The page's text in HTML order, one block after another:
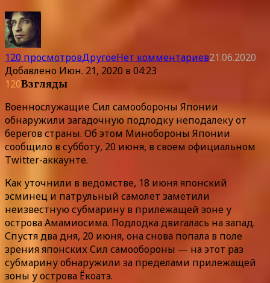
120 просмотровДругоеНет комментариев21.06.2020
Добавлено Июн. 21, 2020 в 04:23
120Взгляды
Военнослужащие Сил самообороны Японии
обнаружили загадочную подлодку неподалеку от
берегов страны. Об этом Минобороны Японии
сообщило в субботу, 20 июня, в своем официальном
Twitter-аккаунте.
Как уточнили в ведомстве, 18 июня японский
эсминец и патрульный самолет заметили
неизвестную субмарину в прилежащей зоне у
острова Амамиосима. Подлодка двигалась на запад.
Спустя два дня, 20 июня, она снова попала в поле
зрения японских Сил самообороны — на этот раз
субмарину обнаружили за пределами прилежащей
зоны у острова Ёкоатэ.